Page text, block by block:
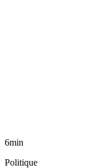
6min
Politique